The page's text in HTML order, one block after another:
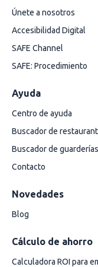
Únete a nosotros
Accesibilidad Digital
SAFE Channel
SAFE: Procedimiento
Ayuda
Centro de ayuda
Buscador de
Buscador de guarderías
Contacto
Novedades
Blog
Cálculo de ahorro
Calculadora ROI para